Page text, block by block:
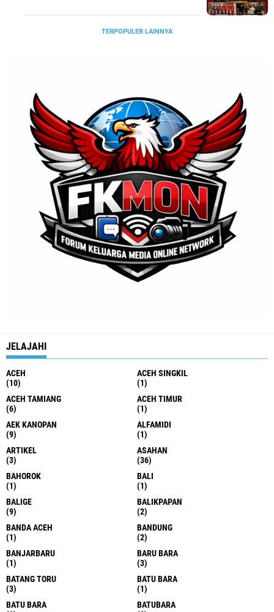
TERPOPULER LAINNYA
JELAJAHI
ACEH
(10)
ACEH SINGKIL
(1)
ACEH TAMIANG
(6)
ACEH TIMUR
(1)
AEK KANOPAN
(9)
ALFAMIDI
(1)
ARTIKEL
(3)
ASAHAN
(36)
BAHOROK
(1)
BALI
(1)
BALIGE
(9)
BALIKPAPAN
(2)
BANDA ACEH
(1)
BANDUNG
(2)
BANJARBARU
(1)
BARU BARA
(3)
BATANG TORU
(3)
BATU BARA
(1)
BATU BARA
BATUBARA